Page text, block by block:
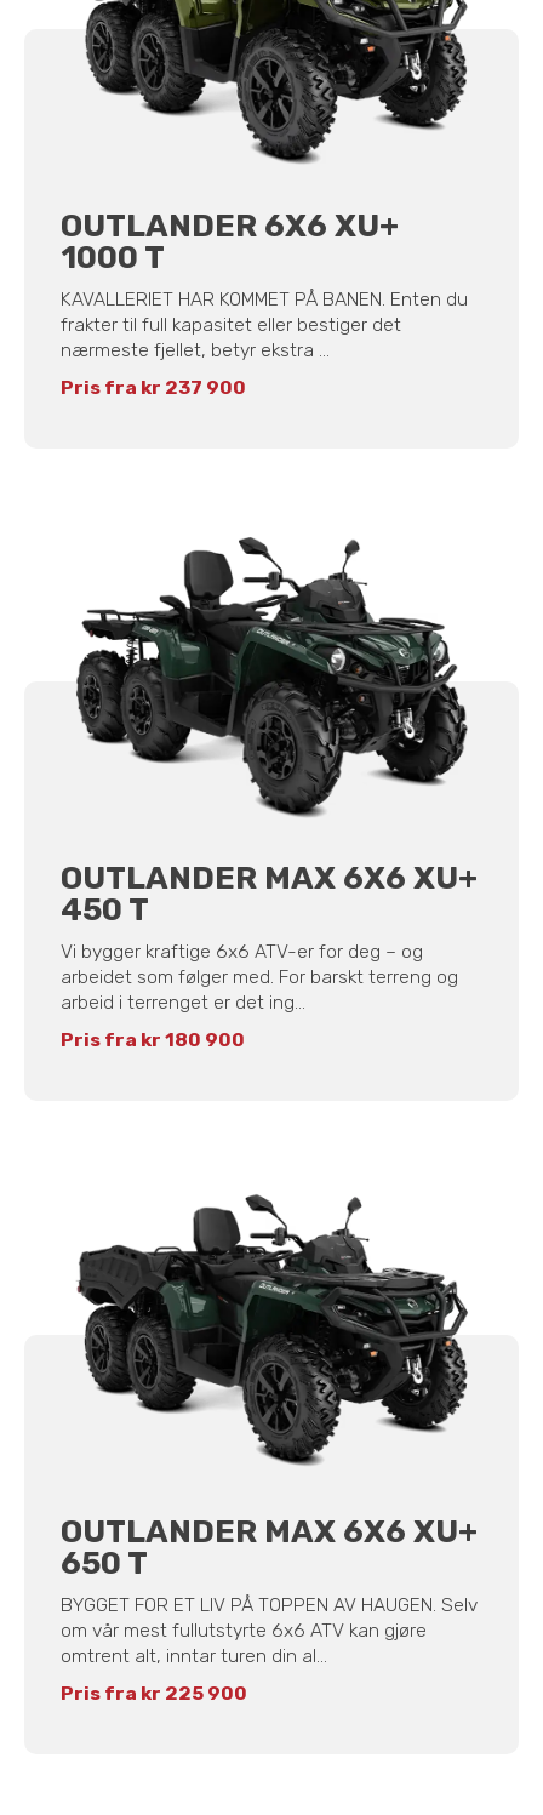
OUTLANDER 6X6 XU+
1000 T
KAVALLERIET HAR KOMMET PÅ BANEN. Enten du
frakter til full kapasitet eller bestiger det
nærmeste fjellet, betyr ekstra ...
Pris fra kr 237 900
OUTLANDER MAX 6X6 XU+
450 T
Vi bygger kraftige 6x6 ATV-er for deg – og
arbeidet som følger med. For barskt terreng og
arbeid i terrenget er det ing...
Pris fra kr 180 900
OUTLANDER MAX 6X6 XU+
650 T
BYGGET FOR ET LIV PÅ TOPPEN AV HAUGEN. Selv
om vår mest fullutstyrte 6x6 ATV kan gjøre
omtrent alt, inntar turen din al...
Pris fra kr 225 900